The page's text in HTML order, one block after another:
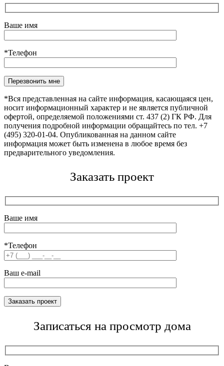
Ваше имя
*Телефон
Оставьте это поле пустым.
*Вся представленная на сайте информация, касающаяся цен,
носит информационный характер и не является публичной
офертой, определяемой положениями ст. 437 (2) ГК РФ. Для
получения подробной информации обращайтесь по тел. +7
(495) 320-01-04. Опубликованная на данном сайте
информация может быть изменена в любое время без
предварительного уведомления.
Заказать проект
Ваше имя
*Телефон
Ваш e-mail
Записаться на просмотр дома